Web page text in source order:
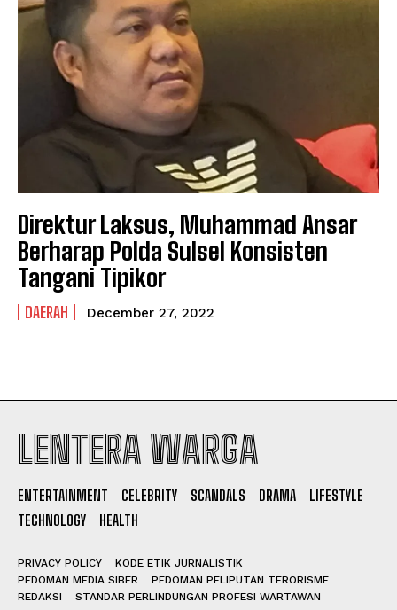
I've read and accept the
Direktur Laksus, Muhammad Ansar
Berharap Polda Sulsel Konsisten
Tangani Tipikor
DAERAH December 27, 2022
LENTERA WARGA
ENTERTAINMENT CELEBRITY SCANDALS DRAMA
LIFESTYLE
TECHNOLOGY
HEALTH
PRIVACY POLICY
KODE ETIK JURNALISTIK
PEDOMAN MEDIA SIBER
PEDOMAN PELIPUTAN TERORISME
REDAKSI
STANDAR PERLINDUNGAN PROFESI WARTAWAN